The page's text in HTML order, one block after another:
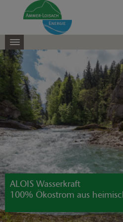
ALOIS Wasserkraft
100% Ökostrom aus